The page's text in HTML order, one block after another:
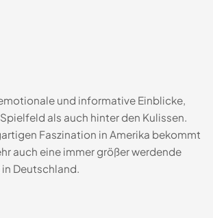
und informative Einblicke,
als auch hinter den Kulissen.
Faszination in Amerika bekommt
auch eine immer größer werdende
Deutschland.